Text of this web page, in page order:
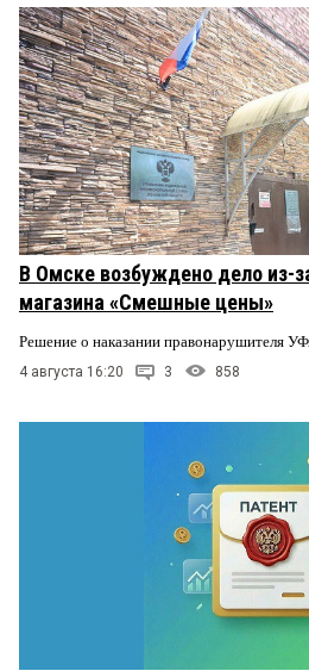
В Омске возбуждено дело из-
магазина «Смешные цены»
Решение о наказании правонарушителя
4 августа 16:20 3 858